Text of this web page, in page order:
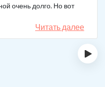
очень долго. Но вот
наркотики.
Читать далее
›